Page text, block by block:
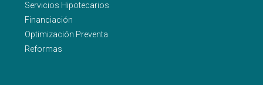
Servicios Hipotecarios
Financiación
Optimización Preventa
Reformas